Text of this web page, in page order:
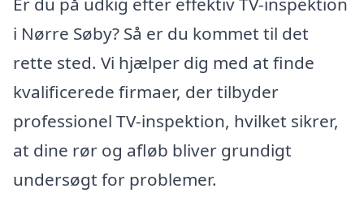
i Nørre Søby? Så er du kommet til det
rette sted. Vi hjælper dig med at finde
kvalificerede firmaer, der tilbyder
professionel TV-inspektion, hvilket sikrer,
at dine rør og afløb bliver grundigt
undersøgt for problemer.